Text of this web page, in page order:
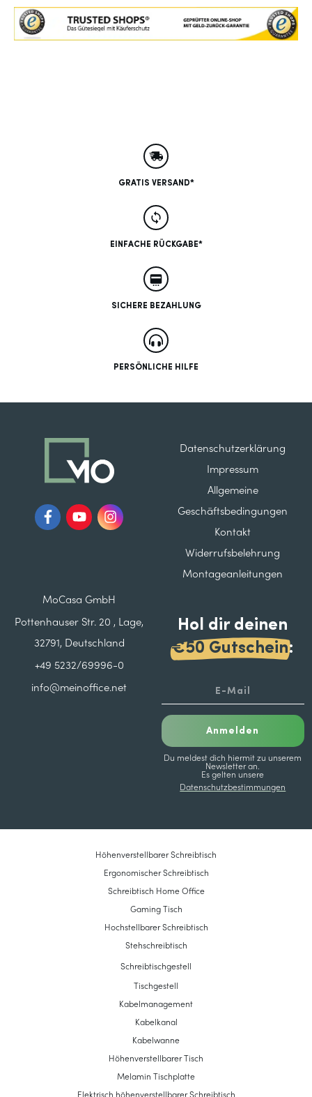
GRATIS VERSAND*
EINFACHE RÜCKGABE*
SICHERE BEZAHLUNG
PERSÖNLICHE HILFE
Datenschutzerklärung
Impressum
Allgemeine
Geschäftsbedingungen
Kontakt
Widerrufsbelehrung
Montageanleitungen
MoCasa GmbH
Pottenhauser Str. 20 , Lage,
32791, Deutschland
+49 5232/69996-0
info@meinoffice.net
Hol dir deinen
€50 Gutschein:
Anmelden
Du meldest dich hiermit zu unserem
Newsletter an.
Es gelten unsere
Datenschutzbestimmungen
Höhenverstellbarer Schreibtisch
Ergonomischer Schreibtisch
Schreibtisch Home Office
Gaming Tisch
Hochstellbarer Schreibtisch
Stehschreibtisch
Schreibtischgestell
Tischgestell
Kabelmanagement
Kabelkanal
Kabelwanne
Höhenverstellbarer Tisch
Melamin Tischplatte